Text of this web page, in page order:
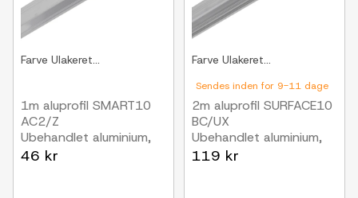
Farve Ulakeret...
1m aluprofil SMART10
AC2/Z
Ubehandlet aluminium,
påbygning, LED skinne
46 kr
Sendes inden for 9-11 dage
Farve Ulakeret...
2m aluprofil SURFACE10
BC/UX
Ubehandlet aluminium,
påbygning, LED skinne
119 kr